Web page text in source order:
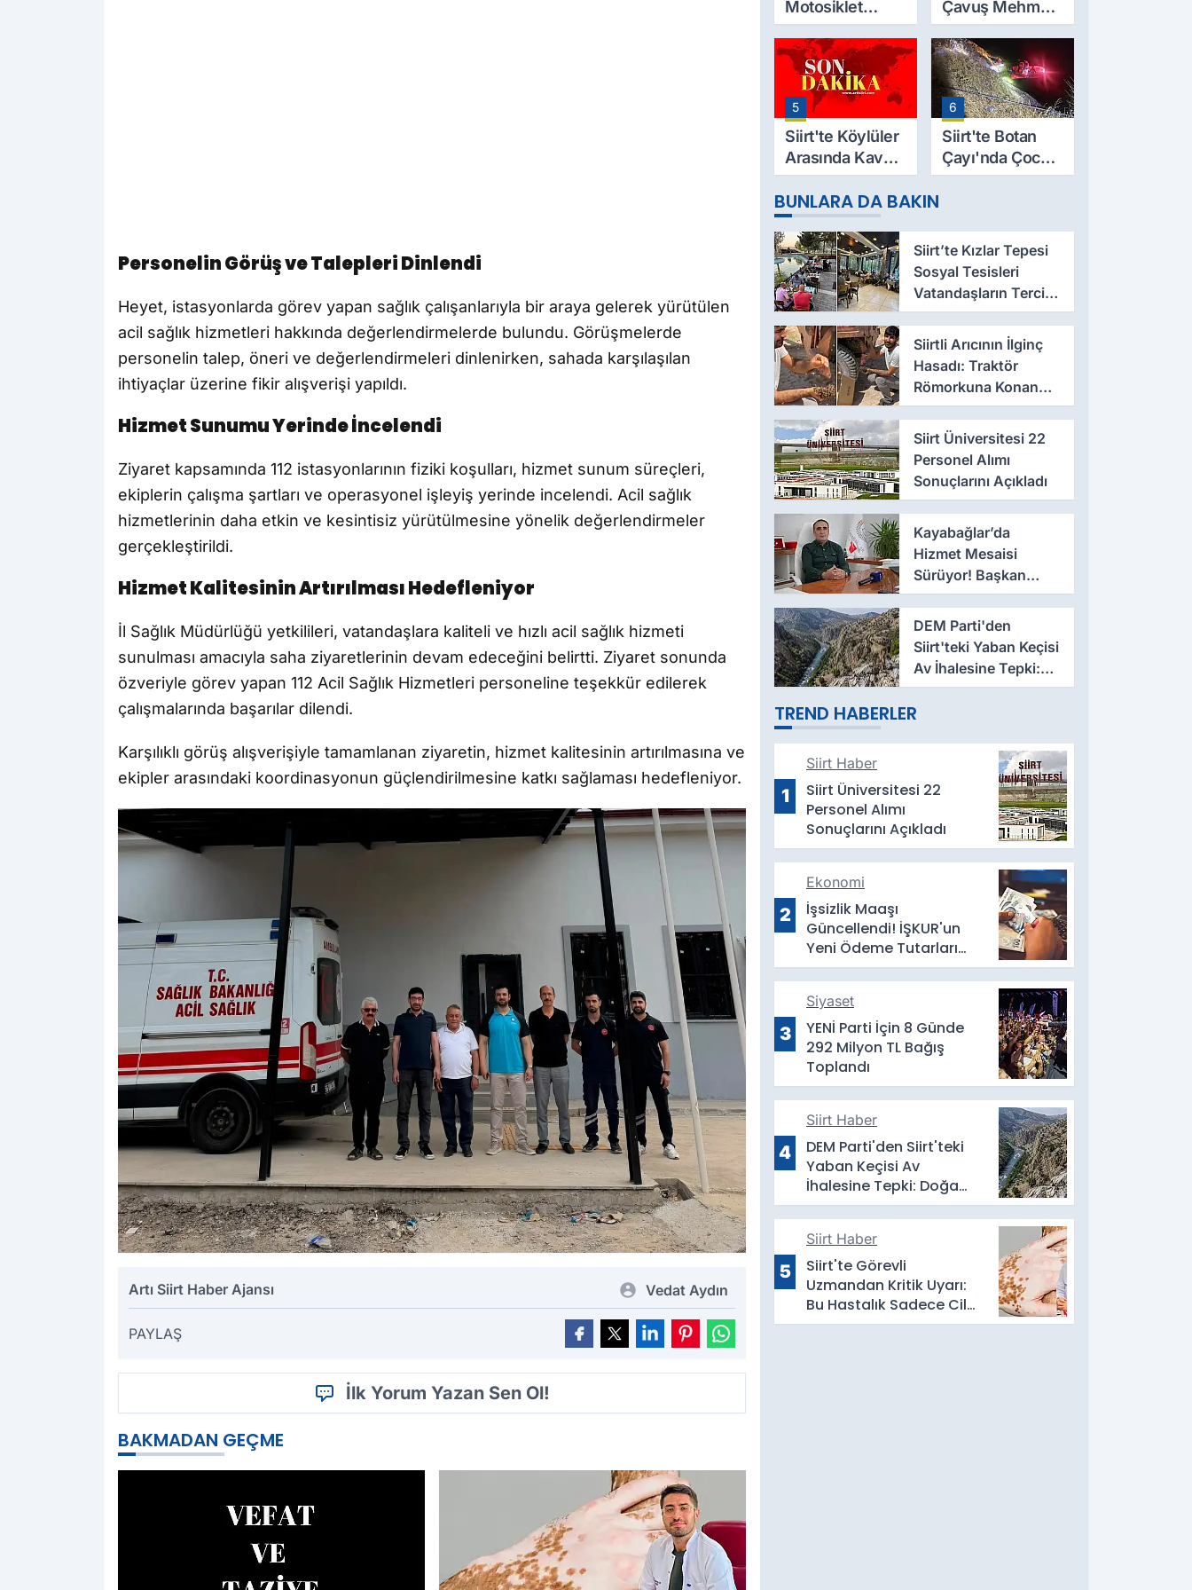
Personelin Görüş ve Talepleri Dinlendi
Heyet, istasyonlarda görev yapan sağlık çalışanlarıyla bir araya gelerek yürütülen
acil sağlık hizmetleri hakkında değerlendirmelerde bulundu. Görüşmelerde
personelin talep, öneri ve değerlendirmeleri dinlenirken, sahada karşılaşılan
ihtiyaçlar üzerine fikir alışverişi yapıldı.
Hizmet Sunumu Yerinde İncelendi
Ziyaret kapsamında 112 istasyonlarının fiziki koşulları, hizmet sunum süreçleri,
ekiplerin çalışma şartları ve operasyonel işleyiş yerinde incelendi. Acil sağlık
hizmetlerinin daha etkin ve kesintisiz yürütülmesine yönelik değerlendirmeler
gerçekleştirildi.
Hizmet Kalitesinin Artırılması Hedefleniyor
İl Sağlık Müdürlüğü yetkilileri, vatandaşlara kaliteli ve hızlı acil sağlık hizmeti
sunulması amacıyla saha ziyaretlerinin devam edeceğini belirtti. Ziyaret sonunda
özveriyle görev yapan 112 Acil Sağlık Hizmetleri personeline teşekkür edilerek
çalışmalarında başarılar dilendi.
Karşılıklı görüş alışverişiyle tamamlanan ziyaretin, hizmet kalitesinin artırılmasına ve
ekipler arasındaki koordinasyonun güçlendirilmesine katkı sağlaması hedefleniyor.
Artı Siirt Haber Ajansı Vedat Aydın
PAYLAŞ
İlk Yorum Yazan Sen Ol!
BAKMADAN GEÇME
Motosiklet
Kazası Can Aldı:
39 Yaşındaki
Mesut Yıldız
Hayatını
Kaybetti
Çavuş Mehmet
Salih Sarıyer,
Evinde Ölü
Bulundu
5
Siirt'te Köylüler
Arasında Kavga:
2 Yaralı, Birinin
Durumu Ağır
6
Siirt'te Botan
Çayı'nda Çocuk
Cesedi Bulundu
BUNLARA DA BAKIN
Siirt’te Kızlar Tepesi
Sosyal Tesisleri
Vatandaşların Tercih
Noktası Oluyor
Siirtli Arıcının İlginç
Hasadı: Traktör
Römorkuna Konan
Oğul Arıları Ellerine
Aldı
Siirt Üniversitesi 22
Personel Alımı
Sonuçlarını Açıkladı
Kayabağlar’da
Hizmet Mesaisi
Sürüyor! Başkan
Hasan Nas Yeni
Çalışmaları Anlattı
DEM Parti'den
Siirt'teki Yaban Keçisi
Av İhalesine Tepki:
Doğa Satılık Değildir
TREND HABERLER
1
Siirt Haber
Siirt Üniversitesi 22
Personel Alımı
Sonuçlarını Açıkladı
2
Ekonomi
İşsizlik Maaşı
Güncellendi! İŞKUR'un
Yeni Ödeme Tutarları
Belli Oldu
3
Siyaset
YENİ Parti İçin 8 Günde
292 Milyon TL Bağış
Toplandı
4
Siirt Haber
DEM Parti'den Siirt'teki
Yaban Keçisi Av
İhalesine Tepki: Doğa
Satılık Değildir
5
Siirt Haber
Siirt'te Görevli
Uzmandan Kritik Uyarı:
Bu Hastalık Sadece Cildi
Etkilemiyor